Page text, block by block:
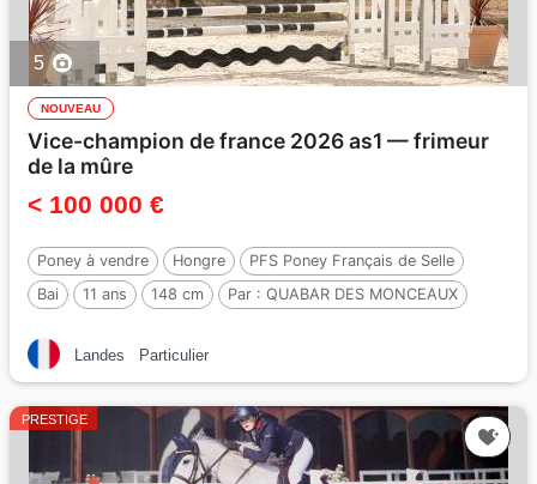
5
NOUVEAU
Vice-champion de france 2026 as1 — frimeur
de la mûre
< 100 000 €
Poney à vendre Hongre
PFS Poney Français de Selle
Bai
11 ans 148 cm Par : QUABAR DES MONCEAUX
Landes Particulier
PRESTIGE